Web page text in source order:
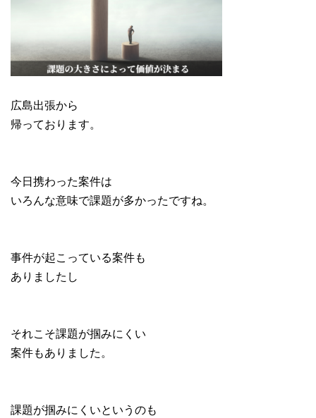
広島出張から
帰っております。
今日携わった案件は
いろんな意味で課題が多かったですね。
事件が起こっている案件も
ありましたし
それこそ課題が掴みにくい
案件もありました。
課題が掴みにくいというのも